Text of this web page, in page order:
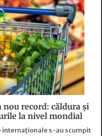
record: căldura și
la nivel mondial
s-au scumpit